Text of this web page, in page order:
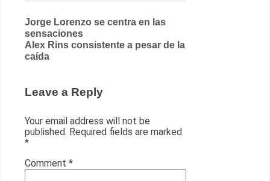
Post
navigation
Jorge Lorenzo se centra en las
sensaciones
Alex Rins consistente a pesar de la
caída
Leave a Reply
Your email address will not be
published. Required fields are marked
*
Comment *